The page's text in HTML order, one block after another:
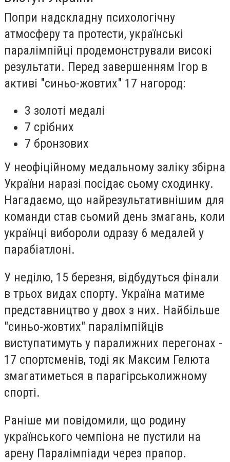
Попри надскладну психологічну
атмосферу та протести, українські
паралімпійці продемонстрували високі
результати. Перед завершенням Ігор в
активі "синьо-жовтих" 17 нагород:
3 золоті медалі
7 срібних
7 бронзових
У неофіційному медальному заліку збірна
України наразі посідає сьому сходинку.
Нагадаємо, що найрезультативнішим для
команди став сьомий день змагань, коли
українці вибороли одразу 6 медалей у
парабіатлоні.
У неділю, 15 березня, відбудуться фінали
в трьох видах спорту. Україна матиме
представництво у двох з них. Найбільше
"синьо-жовтих" паралімпійців
виступатимуть у паралижних перегонах -
17 спортсменів, тоді як Максим Гелюта
змагатиметься в парагірськолижному
спорті.
Раніше ми повідомили, що родину
українського чемпіона не пустили на
арену Паралімпіади через прапор.